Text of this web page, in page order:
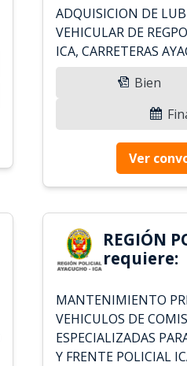
ADQUISICION DE
VEHICULAR DE
ICA, CARRETERAS
Bien
Ver
REGIÓN
requiere:
MANTENIMIENTO
VEHICULOS DE
ESPECIALIZADAS
Y FRENTE POLICIAL